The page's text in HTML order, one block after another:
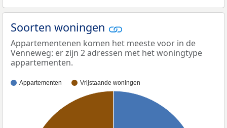
Soorten woningen
Appartementenen komen het meeste voor in de
Venneweg: er zijn 2 adressen met het woningtype
appartementen.
Appartementen Vrijstaande woningen